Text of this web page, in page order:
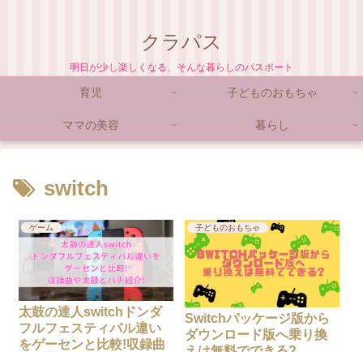
クラパス
明日が少し楽しくなる、そんな暮らしのパスポート
育児 子どものおもちゃ
ママの美容 暮らし
switch
ゲーム
太鼓の達人switchドンダ
フルフェスティバル違い
をゲーセンと比較!収録曲
子どものおもちゃ
Switchパッケージ版から
ダウンロード版へ乗り換